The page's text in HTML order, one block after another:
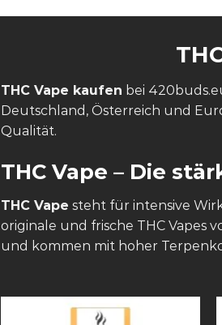
THC Vape kaufen bei
Deutschland, Österreich und
Qualität.
THC Vape – Die
THC Vape steht für intensive
originale und frische THC Vapes
und kommen mit hoher